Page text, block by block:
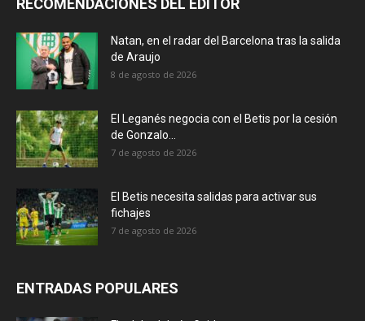
Natan, en el radar del Barcelona tras la salida
de Araujo
8 de agosto de 2026
El Leganés negocia con el Betis por la cesión
de Gonzalo...
7 de agosto de 2026
El Betis necesita salidas para activar sus
fichajes
7 de agosto de 2026
ENTRADAS POPULARES